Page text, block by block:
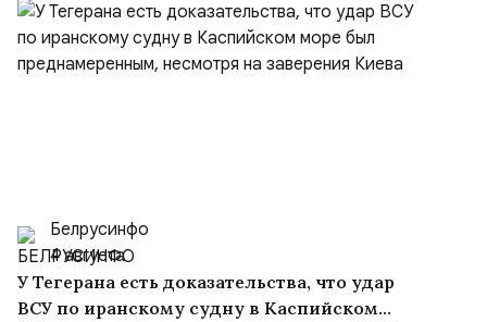
Белрусинфо
4 августа
У Тегерана есть доказательства, что удар
ВСУ по иранскому судну в Каспийском